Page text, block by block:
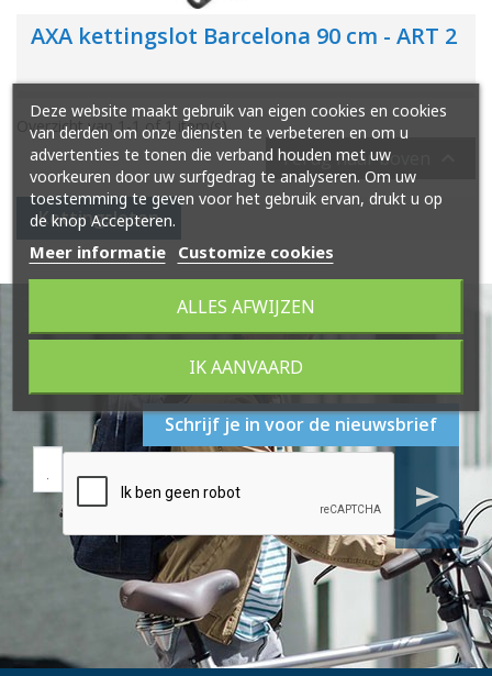
AXA kettingslot Barcelona 90 cm - ART 2
Overzicht van 1-1 of 1 item(s)
Terug naar boven
Kettingsloten
Schrijf je in voor de nieuwsbrief
send
Deze website maakt gebruik van eigen cookies en cookies
van derden om onze diensten te verbeteren en om u
advertenties te tonen die verband houden met uw
voorkeuren door uw surfgedrag te analyseren. Om uw
toestemming te geven voor het gebruik ervan, drukt u op
de knop Accepteren.
Meer informatie Customize cookies
ALLES AFWIJZEN
IK AANVAARD